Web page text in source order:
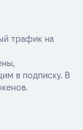
трафик на
в подписку. В